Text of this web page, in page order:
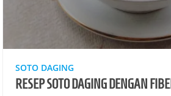
SOTO DAGING
RESEP SOTO DAGING DENGAN